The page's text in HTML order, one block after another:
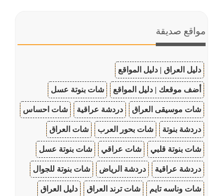
مواقع صديقة
دليل العراق | دليل المواقع
أضف موقعك | دليل المواقع شات بنوتة عسل
شات موسيقى العراق دردشة عراقية شات احساس
دردشة بنوتة شات بحور العرب شات العراق
شات بنوتة قلبي شات عراقي شات بنوتة عسل
دردشة عراقية دردشة الرياض شات بنوتة للجوال
شات وناسه تايم شات ترند العراق دليل العراق